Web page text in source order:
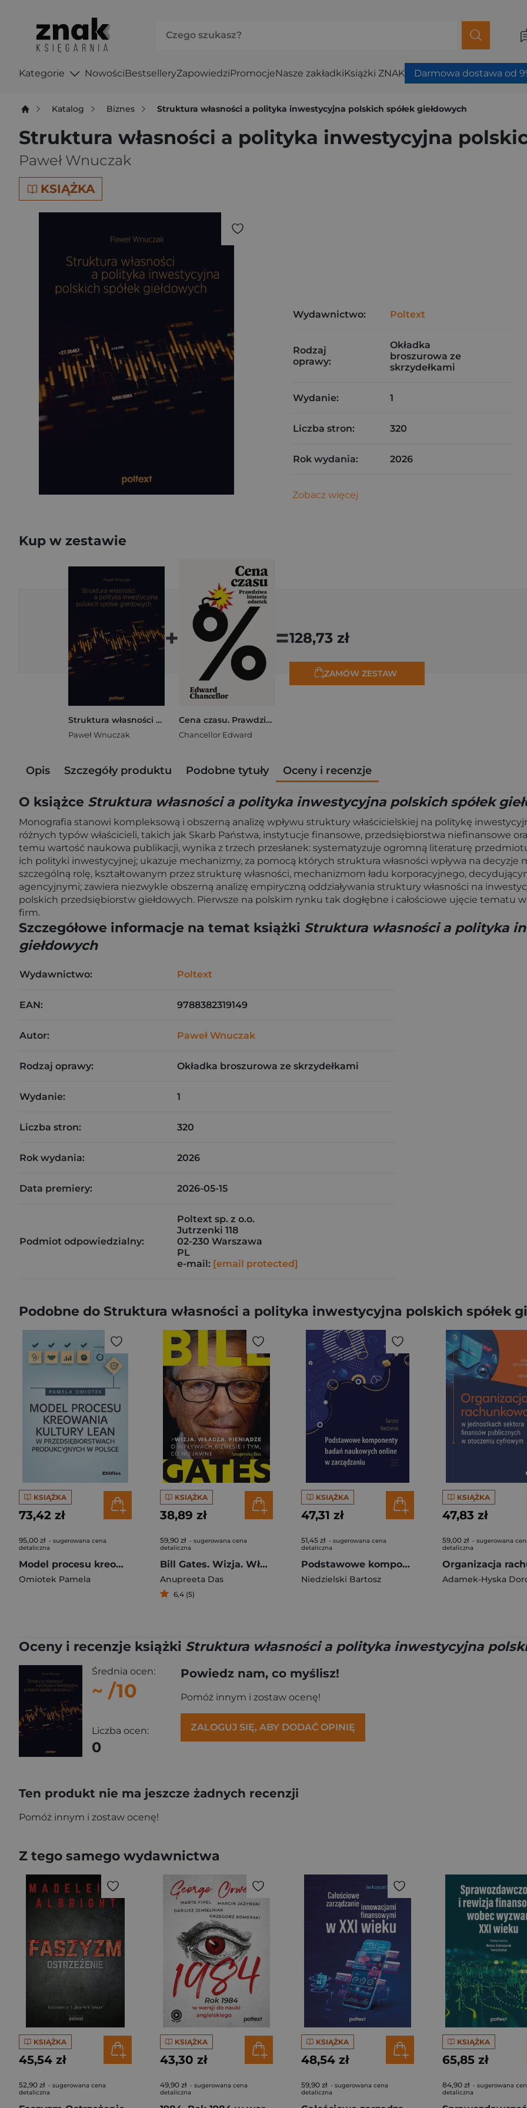
Kategorie NowościBestselleryZapowiedziPromocjeNasze zakładkiKsiążki ZNAK Darmowa dostawa od
Katalog Biznes Struktura własności a polityka inwestycyjna polskich spółek giełdowych
Struktura własności a polityka inwestycyjna
Paweł Wnuczak
KSIĄŻKA
Wydawnictwo: Poltext
Rodzaj
oprawy:
Okładka
broszurowa ze
skrzydełkami
Wydanie: 1
Liczba stron: 320
Rok wydania: 2026
Zobacz więcej
Kup w zestawie
Struktura własności a polityka inwestycyjna polskich spółek giełdowych
Paweł Wnuczak
+
Cena czasu. Prawdziwa historia odsetek
Chancellor Edward
=128,73 zł
ZAMÓW ZESTAW
Opis Szczegóły produktu Podobne tytuły Oceny i recenzje
O książce Struktura własności a polityka inwestycyjna polskich spółek
Monografia stanowi kompleksową i obszerną analizę wpływu struktury właścicielskiej na politykę
różnych typów właścicieli, takich jak Skarb Państwa, instytucje finansowe, przedsiębiorstwa niefinansowe
temu wartość naukowa publikacji, wynika z trzech przesłanek: systematyzuje ogromną literaturę
ich polityki inwestycyjnej; ukazuje mechanizmy, za pomocą których struktura własności wpływa na decyzje
szczególną rolę, kształtowanym przez strukturę własności, mechanizmom ładu korporacyjnego,
agencyjnymi; zawiera niezwykle obszerną analizę empiryczną oddziaływania struktury własności na
polskich przedsiębiorstw giełdowych. Pierwsze na polskim rynku tak dogłębne i całościowe ujęcie tematu
firm.
Szczegółowe informacje na temat książki Struktura własności a polityka
giełdowych
Wydawnictwo: Poltext
EAN: 9788382319149
Autor: Paweł Wnuczak
Rodzaj oprawy: Okładka broszurowa ze skrzydełkami
Wydanie: 1
Liczba stron: 320
Rok wydania: 2026
Data premiery: 2026-05-15
Podmiot odpowiedzialny:
Poltext sp. z o.o.
Jutrzenki 118
02-230 Warszawa
PL
e-mail: [email protected]
Podobne do Struktura własności a polityka inwestycyjna polskich spółek
KSIĄŻKA
73,42 zł
95,00 zł - sugerowana cena
detaliczna
Model procesu kreowania kultury Lean w przedsiębiorstwach produkcyjnych w Polsce
Omiotek Pamela
KSIĄŻKA
38,89 zł
59,90 zł - sugerowana cena
detaliczna
Bill Gates. Wizja. Władza. Pieniądze. O wpływach, biznesie i tym, co niejawne
Anupreeta Das
6,4 (5)
KSIĄŻKA
47,31 zł
51,45 zł - sugerowana cena
detaliczna
Podstawowe komponenty badań naukowych online w zarządzaniu
Niedzielski Bartosz
KSIĄŻKA
47,83 zł
59,00 zł - sugerowana
detaliczna
Adamek-Hyska
Oceny i recenzje książki Struktura własności a polityka inwestycyjna
Średnia ocen:
~ /10
Liczba ocen:
0
Powiedz nam, co myślisz!
Pomóż innym i zostaw ocenę!
ZALOGUJ SIĘ, ABY DODAĆ OPINIĘ
Ten produkt nie ma jeszcze żadnych recenzji
Pomóż innym i zostaw ocenę!
Z tego samego wydawnictwa
KSIĄŻKA
45,54 zł
52,90 zł - sugerowana cena
detaliczna
KSIĄŻKA
43,30 zł
49,90 zł - sugerowana cena
detaliczna
KSIĄŻKA
48,54 zł
59,90 zł - sugerowana cena
detaliczna
KSIĄŻKA
65,85 zł
84,90 zł - sugerowana
detaliczna